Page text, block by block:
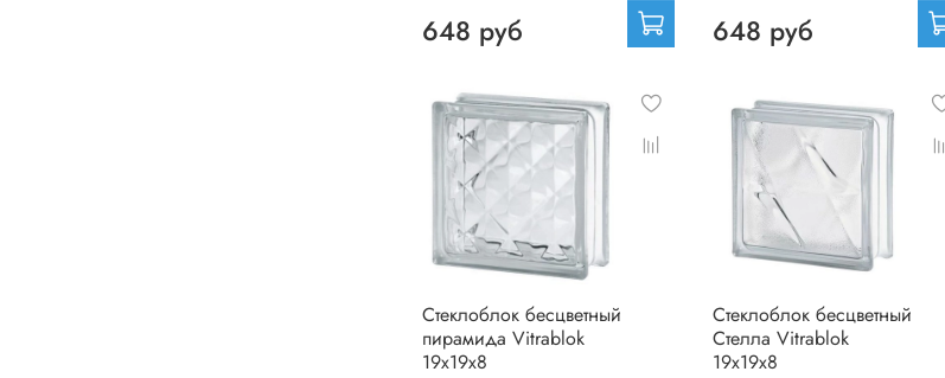
648 руб 648 руб
Стеклоблок бесцветный
пирамида Vitrablok
19х19х8
Стеклоблок бесцветный
Стелла Vitrablok
19х19х8